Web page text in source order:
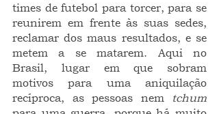
times de futebol para torcer, para se
reunirem em frente às suas sedes,
reclamar dos maus resultados, e se
metem a se matarem. Aqui no
Brasil, lugar em que sobram
motivos para uma aniquilação
recíproca, as pessoas nem tchum